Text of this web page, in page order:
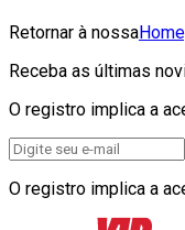
Retornar à nossa
Receba as últimas
O registro implica a
O registro implica a